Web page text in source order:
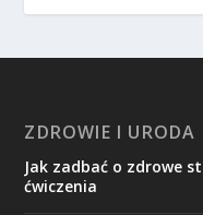
ZDROWIE I URODA
Jak zadbać o zdrowe
ćwiczenia